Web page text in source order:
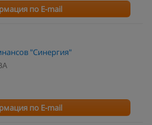
по E-mail
"Синергия"
по E-mail